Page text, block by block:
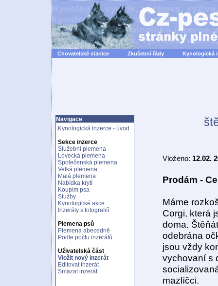
Chovatelské stanice Zkušební řády Kynologická
Navigace
Kynologická inzerce - úvod
Sekce inzerce
Služební plemena
Lovecká plemena
Společenská plemena
Velká plemena
Malá plemena
Nabídka krytí
Koupím psa
Služby
Kynologické akce
Inzeráty s fotografiíí
Plemena psů
Plemena abecedně
Podle počtu inzerátů
Uživatelská část
Vložit nový inzerát
Editovat inzerát
Smazat inzerát
Vloženo: 12.02.
Prodám -
Máme
Corgi, která
doma.
odebrána
jsou vždy
vychovaní s
mazlíčci.